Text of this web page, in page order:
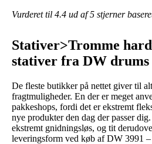
Vurderet til 4.4 ud af 5 stjerner
Stativer>Tromme
stativer fra DW drums
De fleste butikker på nettet giver til
fragtmuligheder. En der er meget
pakkeshops, fordi det er ekstremt
nye produkter den dag der passer
ekstremt gnidningsløs, og tit
leveringsform ved køb af DW 3991 –